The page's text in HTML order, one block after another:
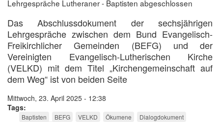
Lehrgespräche Lutheraner - Baptisten abgeschlossen
Das Abschlussdokument der sechsjährigen
Lehrgespräche zwischen dem Bund Evangelisch-
Freikirchlicher Gemeinden (BEFG) und der
Vereinigten Evangelisch-Lutherischen Kirche
(VELKD) mit dem Titel „Kirchengemeinschaft auf
dem Weg“ ist von beiden Seite
Mittwoch, 23. April 2025 - 12:38
Tags
Baptisten BEFG VELKD Ökumene
Dialogdokument